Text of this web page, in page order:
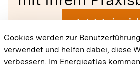
arrow_forwardJetzt
{{#displayPraxisbeispielMap}}
Cookies werden zur
verwendet und helfen dabei, diese
verbessern. Im Energieatlas